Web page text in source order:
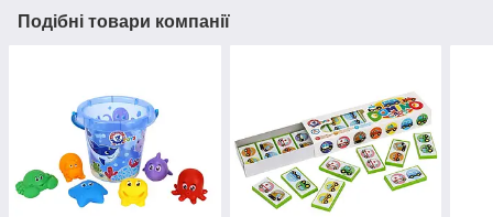
Подібні товари компанії